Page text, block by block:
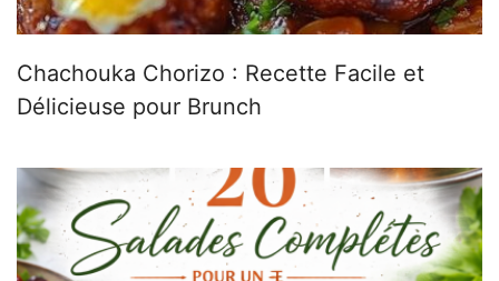
Chachouka Chorizo : Recette Facile et
Délicieuse pour Brunch